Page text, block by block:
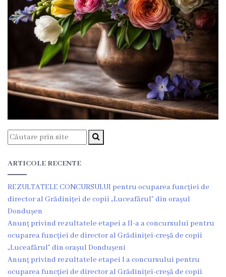
Planuri
de
acțiuni
Funcții
vacante
Consiliul
consiliului
Secretarul
consiliului
Regulamentul
consiliului
ARTICOLE RECENTE
REZULTATELE CONCURSULUI pentru ocuparea funcției de
director al Grădiniței de copii „Luceafărul” din orașul
Dondușen
Anunț privind rezultatele etapei a II-a a concursului pentru
ocuparea funcției de director al Grădiniței-creșă de copii
„Luceafărul” din orașul Dondușeni
Anunț privind rezultatele etapei I a concursului pentru
ocuparea funcției de director al Grădiniței-creșă de copii